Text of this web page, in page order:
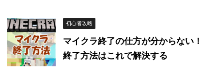
初心者攻略
マイクラ終了の仕方が分からない！
終了方法はこれで解決する